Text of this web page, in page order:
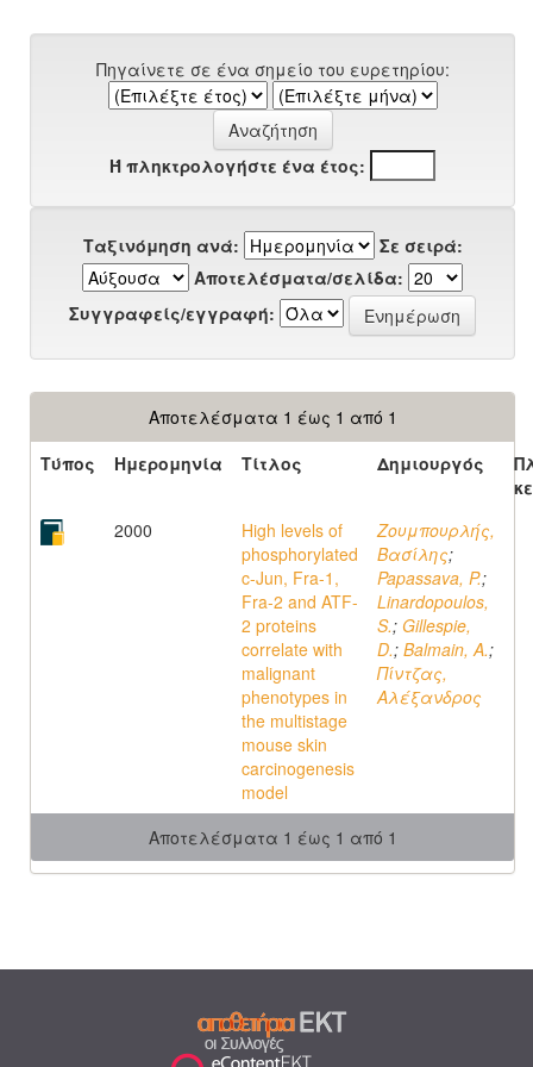
Πηγαίνετε σε ένα σημείο του ευρετηρίου:
Ή πληκτρολογήστε ένα έτος:
Ταξινόμηση ανά:
Σε σειρά:
Αποτελέσματα/σελίδα:
Συγγραφείς/εγγραφή:
Αποτελέσματα 1 έως 1 από 1
Τύπος
Ημερομηνία Τίτλος Δημιουργός
2000
High levels of
phosphorylated
c-Jun, Fra-1,
Fra-2 and ATF-
2 proteins
correlate with
malignant
phenotypes in
the multistage
mouse skin
carcinogenesis
model
Ζουμπουρλής,
Βασίλης;
Papassava, P.;
Linardopoulos,
S.; Gillespie,
D.; Balmain, A.;
Πίντζας,
Αλέξανδρος
Αποτελέσματα 1 έως 1 από 1